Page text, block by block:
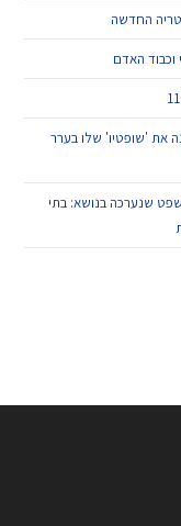
החדשה
וכבוד האדם
את 'שופטיו' שלו בערר
שנערכה בנושא: בתי